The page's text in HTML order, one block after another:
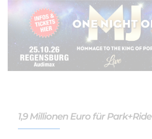
1,9 Millionen Euro für Park+Ride